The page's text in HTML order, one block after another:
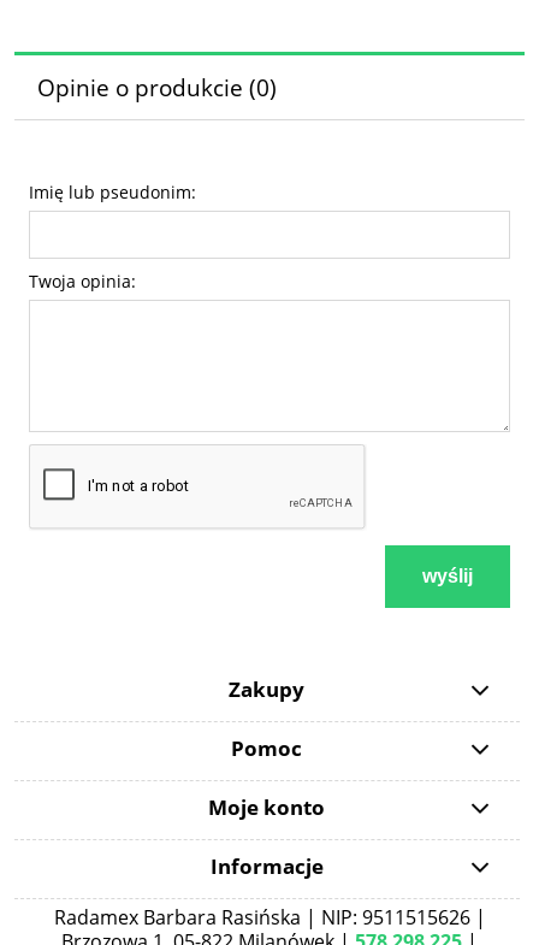
Opinie o produkcie (0)
Imię lub pseudonim:
Twoja opinia:
wyślij
Zakupy
Pomoc
Moje konto
Informacje
Radamex Barbara Rasińska | NIP: 9511515626 |